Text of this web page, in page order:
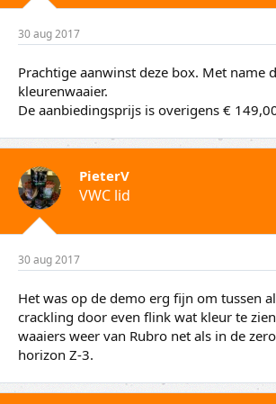
30 aug 2017
Prachtige aanwinst deze box. Met name
kleurenwaaier.
De aanbiedingsprijs is overigens €
PieterV
VWC lid
30 aug 2017
Het was op de demo erg fijn om tussen
crackling door even flink wat kleur te
waaiers weer van Rubro net als in de
horizon Z-3.